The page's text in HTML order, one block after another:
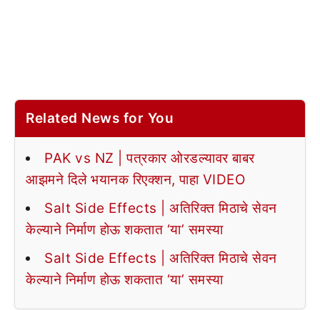
Related News for You
PAK vs NZ | पत्रकार ओरडल्यावर बाबर
आझमने दिले भयानक रिएक्शन, पाहा VIDEO
Salt Side Effects | अतिरिक्त मिठाचे सेवन
केल्याने निर्माण होऊ शकतात ‘या’ समस्या
Salt Side Effects | अतिरिक्त मिठाचे सेवन
केल्याने निर्माण होऊ शकतात ‘या’ समस्या